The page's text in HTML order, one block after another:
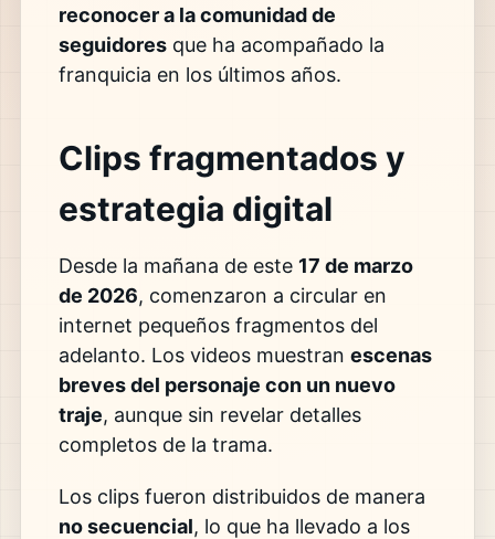
reconocer a la comunidad de
seguidoresque ha acompañado la
franquicia en los últimos años.
Clips fragmentados y
estrategia digital
Desde la mañana de este 17 de marzo
de 2026, comenzaron a circular en
internet pequeños fragmentos del
adelanto. Los videos muestran escenas
breves del personaje con un nuevo
traje, aunque sin revelar detalles
completos de la trama.
Los clips fueron distribuidos de manera
no secuencial, lo que ha llevado a los